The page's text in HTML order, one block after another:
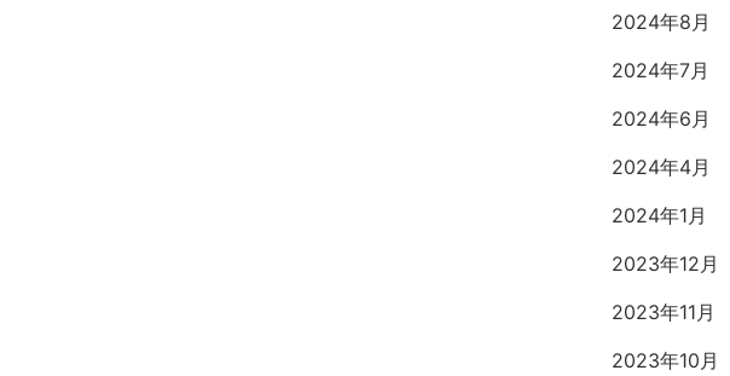
2024年8月
2024年7月
2024年6月
2024年4月
2024年1月
2023年12月
2023年11月
2023年10月